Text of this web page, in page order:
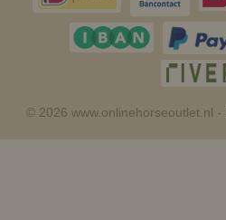
© 2026 www.onlinehorseoutlet.nl